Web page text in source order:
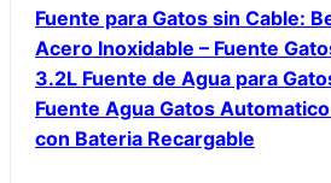
Fuente para Gatos sin Cable:
Acero Inoxidable – Fuente
3.2L Fuente de Agua para
Fuente Agua Gatos
con Bateria Recargable